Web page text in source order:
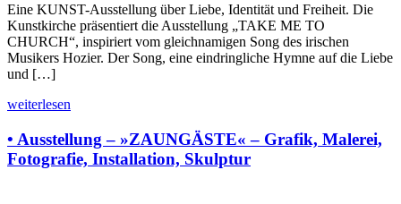
Eine KUNST-Ausstellung über Liebe, Identität und Freiheit. Die
Kunstkirche präsentiert die Ausstellung „TAKE ME TO
CHURCH“, inspiriert vom gleichnamigen Song des irischen
Musikers Hozier. Der Song, eine eindringliche Hymne auf die Liebe
und […]
weiterlesen
• Ausstellung – »ZAUNGÄSTE« – Grafik, Malerei,
Fotografie, Installation, Skulptur